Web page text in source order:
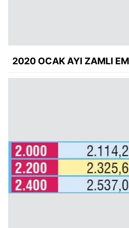
kılınması ve kişiselleştirilmesi
reklam/pazarlama faaliyetlerinin
sınırlı olarak açık rızanız
6698 sayılı Kişisel Verilerin
hazırlanmış Aydınlatma
ilgili mevzuata uygun olarak
almak için lütfentıklayınız.
2020 OCAK AYI ZAMLI